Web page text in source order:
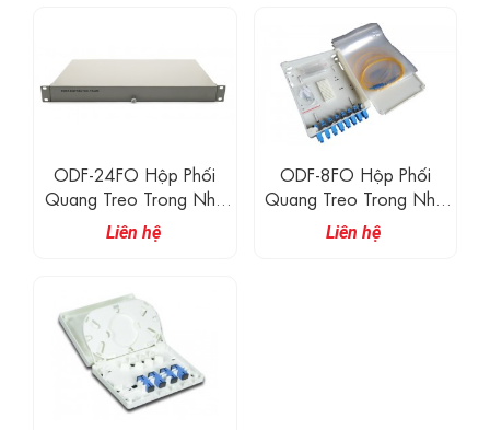
ODF-24FO Hộp Phối
Quang Treo Trong Nhà
24FO
Liên hệ
ODF-8FO Hộp Phối
Quang Treo Trong Nhà
8FO
Liên hệ